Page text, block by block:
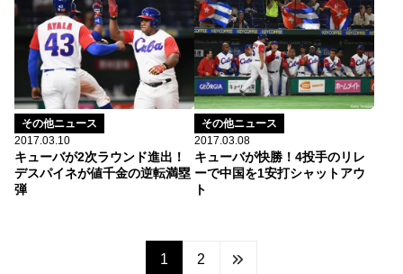
その他ニュース
2017.03.10
キューバが2次ラウンド進出！
デスパイネが値千金の逆転満塁
弾
その他ニュース
2017.03.08
キューバが快勝！4投手のリレ
ーで中国を1安打シャットアウ
ト
1 2